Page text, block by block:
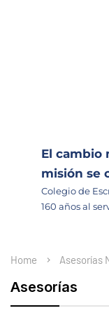
El cambio
misión se
Colegio de
160 años al
Home Asesorías
Asesorías